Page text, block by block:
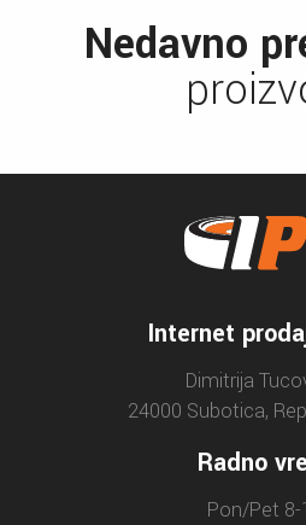
Nedavno
Internet
Dimitrija
24000 Subotica,
Radno
Pon/Pet 8-